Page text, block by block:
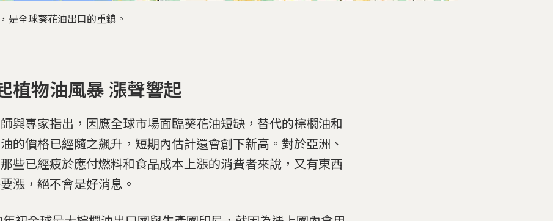
是全球葵花油出口的重鎮。
植物油風暴 漲聲響起
與專家指出，因應全球市場面臨葵花油短缺，替代的棕櫚油和
的價格已經隨之飆升，短期內估計還會創下新高。對於亞洲、
些已經疲於應付燃料和食品成本上漲的消費者來說，又有東西
漲，絕不會是好消息。